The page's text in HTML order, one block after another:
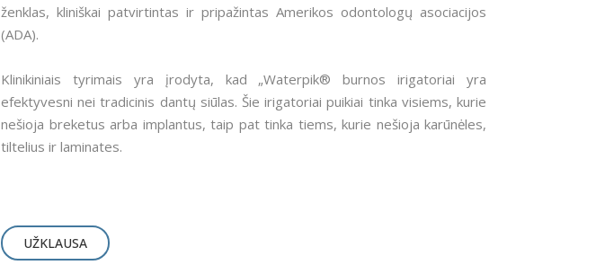
ženklas, kliniškai patvirtintas ir pripažintas Amerikos odontologų asociacijos
(ADA).
Klinikiniais tyrimais yra įrodyta, kad „Waterpik® burnos irigatoriai yra
efektyvesni nei tradicinis dantų siūlas. Šie irigatoriai puikiai tinka visiems, kurie
nešioja breketus arba implantus, taip pat tinka tiems, kurie nešioja karūnėles,
tiltelius ir laminates.
UŽKLAUSA